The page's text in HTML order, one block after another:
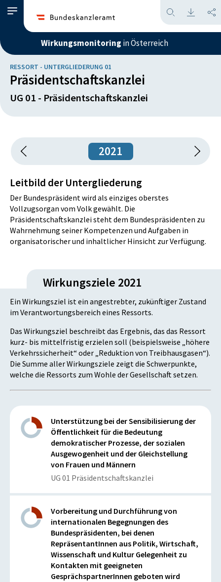
Wirkungsmonitoring in Österreich
RESSORT - UNTERGLIEDERUNG 01
Präsidentschaftskanzlei
UG 01 - Präsidentschaftskanzlei
2021
Leitbild der Untergliederung
Der Bundespräsident wird als einziges oberstes
Vollzugsorgan vom Volk gewählt. Die
Präsidentschaftskanzlei steht dem Bundespräsidenten zu
Wahrnehmung seiner Kompetenzen und Aufgaben in
organisatorischer und inhaltlicher Hinsicht zur Verfügung.
Wirkungsziele 2021
Ein Wirkungsziel ist ein angestrebter, zukünftiger Zustand
im Verantwortungsbereich eines Ressorts.
Das Wirkungsziel beschreibt das Ergebnis, das das Ressort
kurz- bis mittelfristig erzielen soll (beispielsweise „höhere
Verkehrssicherheit“ oder „Reduktion von Treibhausgasen“).
Die Summe aller Wirkungsziele zeigt die Schwerpunkte,
welche die Ressorts zum Wohle der Gesellschaft setzen.
Unterstützung bei der Sensibilisierung der
Öffentlichkeit für die Bedeutung
demokratischer Prozesse, der sozialen
Ausgewogenheit und der Gleichstellung
von Frauen und Männern
UG 01 Präsidentschaftskanzlei
Vorbereitung und Durchführung von
internationalen Begegnungen des
Bundespräsidenten, bei denen
RepräsentantInnen aus Politik, Wirtschaft,
Wissenschaft und Kultur Gelegenheit zu
Kontakten mit geeigneten
GesprächspartnerInnen geboten wird